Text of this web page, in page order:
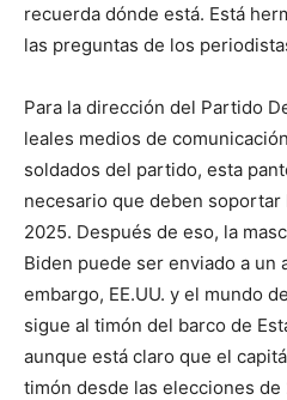
recuerda dónde está. Está
las preguntas de los
Para la dirección del Partido
leales medios de
soldados del partido, esta
necesario que deben
2025. Después de eso, la
Biden puede ser enviado a un
embargo, EE.UU. y el mundo
sigue al timón del barco de
aunque está claro que el
timón desde las elecciones de